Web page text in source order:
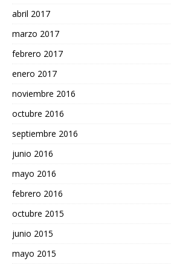
abril 2017
marzo 2017
febrero 2017
enero 2017
noviembre 2016
octubre 2016
septiembre 2016
junio 2016
mayo 2016
febrero 2016
octubre 2015
junio 2015
mayo 2015